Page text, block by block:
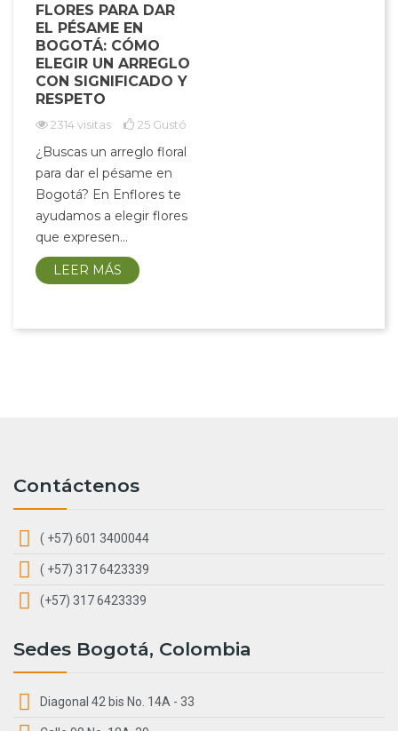
FLORES PARA DAR
EL PÉSAME EN
BOGOTÁ: CÓMO
ELEGIR UN ARREGLO
CON SIGNIFICADO Y
RESPETO
2314 visitas 25 Gustó
¿Buscas un arreglo floral
para dar el pésame en
Bogotá? En Enflores te
ayudamos a elegir flores
que expresen...
LEER MÁS
Contáctenos
( +57) 601 3400044
( +57) 317 6423339
(+57) 317 6423339
Sedes Bogotá, Colombia
Diagonal 42 bis No. 14A - 33